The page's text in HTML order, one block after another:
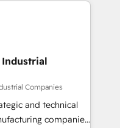
digital
Alignment +
& Data
We fix what others
headcount and
Companies
and technical
companies